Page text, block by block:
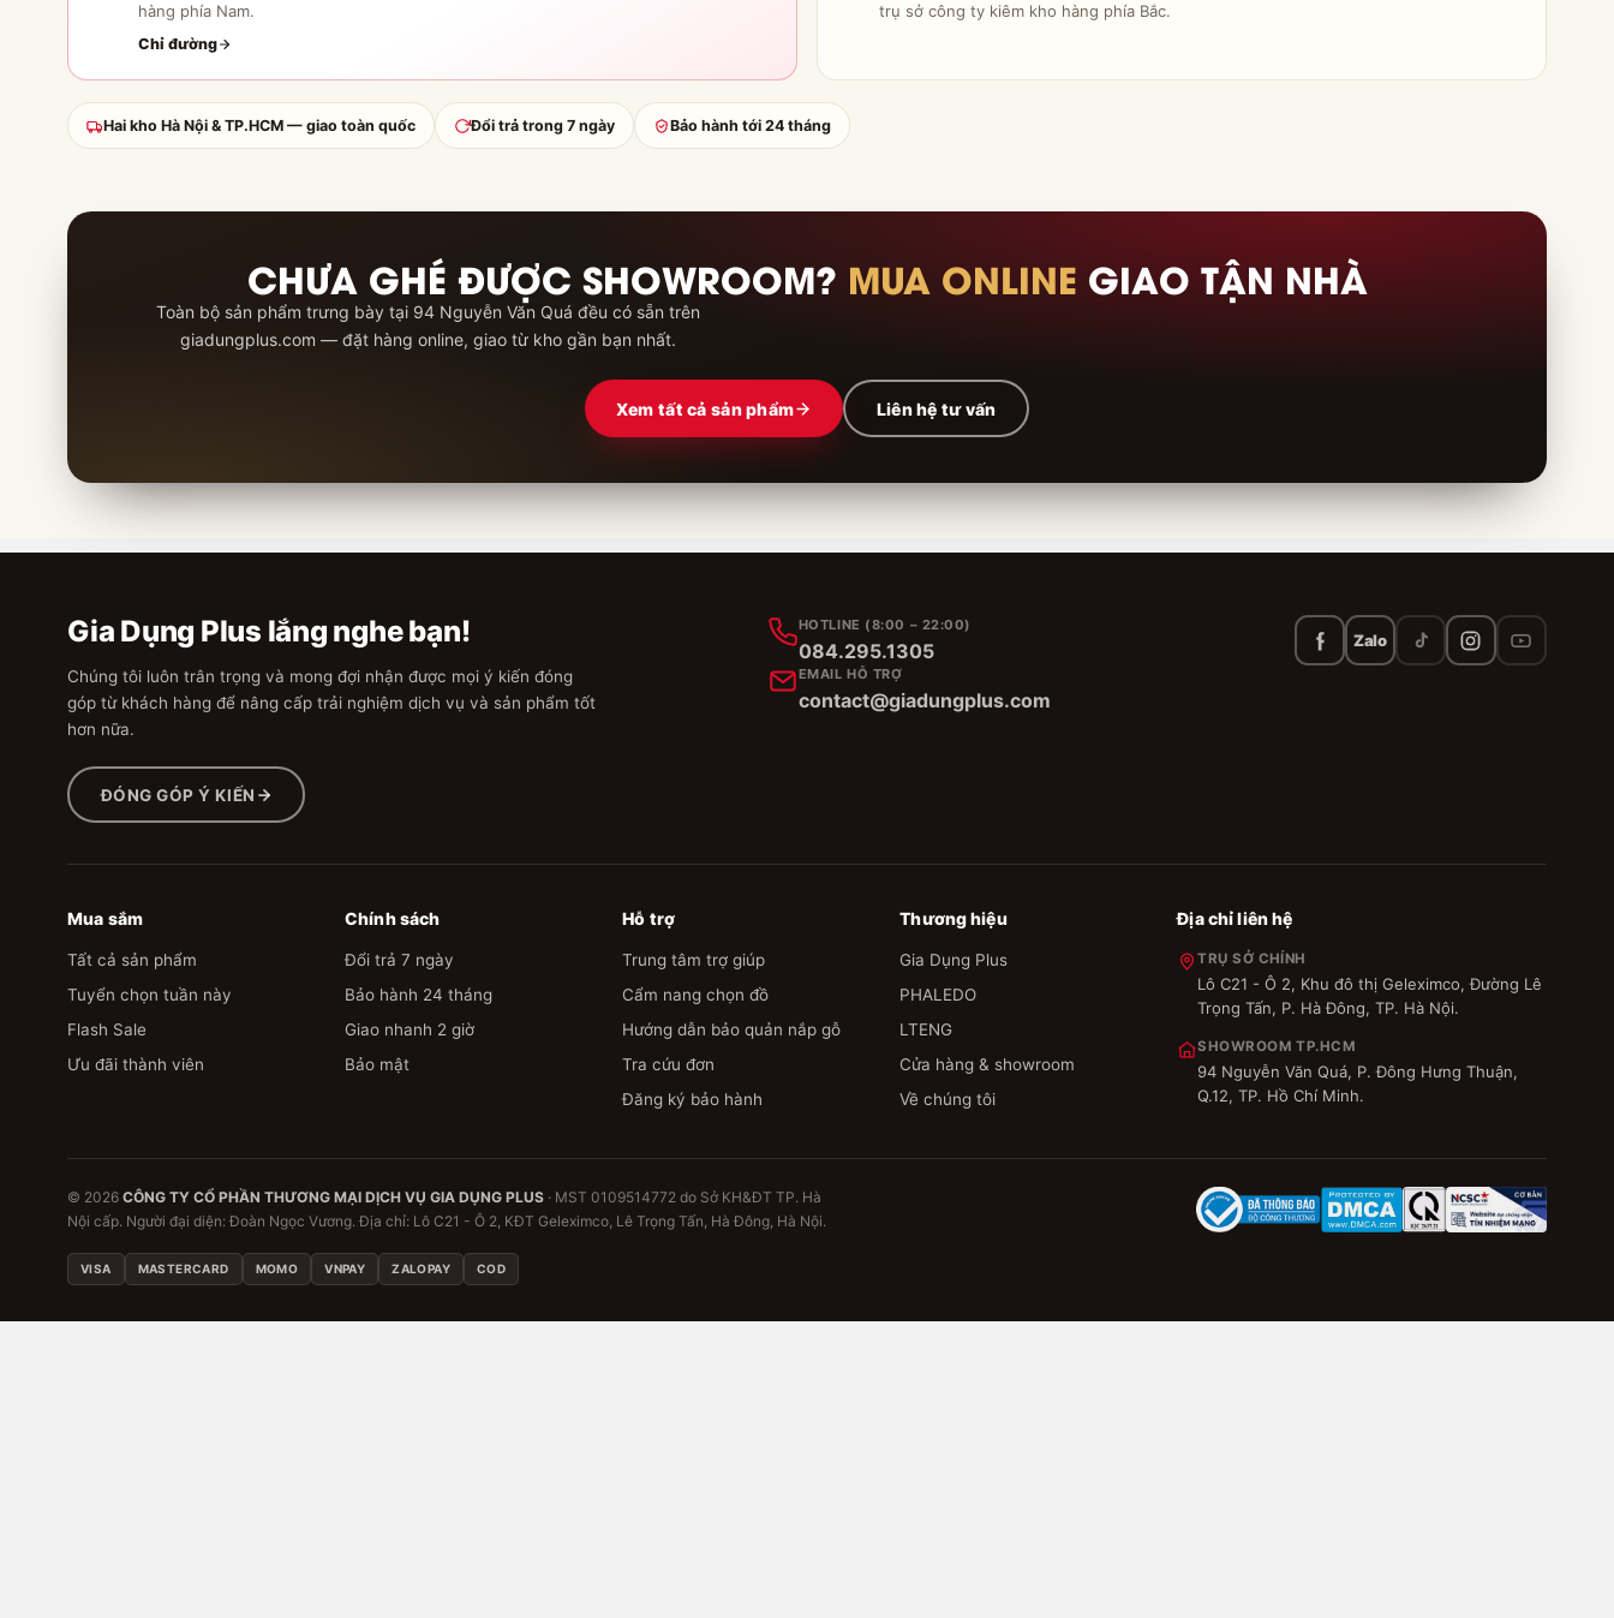
hàng phía Nam.
Chỉ đường
trụ sở công ty kiêm kho hàng phía Bắc.
Hai kho Hà Nội & TP.HCM — giao toàn quốc Đổi trả trong 7 ngày Bảo hành tới 24 tháng
CHƯA GHÉ ĐƯỢC SHOWROOM? MUA ONLINE GIAO TẬN NHÀ
Toàn bộ sản phẩm trưng bày tại 94 Nguyễn Văn Quá đều có sẵn trên
giadungplus.com — đặt hàng online, giao từ kho gần bạn nhất.
Xem tất cả sản phẩm Liên hệ tư vấn
Gia Dụng Plus lắng nghe bạn!
Chúng tôi luôn trân trọng và mong đợi nhận được mọi ý kiến đóng
góp từ khách hàng để nâng cấp trải nghiệm dịch vụ và sản phẩm tốt
hơn nữa.
ĐÓNG GÓP Ý KIẾN
HOTLINE (8:00 – 22:00)
084.295.1305
EMAIL HỖ TRỢ
contact@giadungplus.com
Zalo
Mua sắm
Tất cả sản phẩm
Tuyển chọn tuần này
Flash Sale
Ưu đãi thành viên
Chính sách
Đổi trả 7 ngày
Bảo hành 24 tháng
Giao nhanh 2 giờ
Bảo mật
Hỗ trợ
Trung tâm trợ giúp
Cẩm nang chọn đồ
Hướng dẫn bảo quản nắp gỗ
Tra cứu đơn
Đăng ký bảo hành
Thương hiệu
Gia Dụng Plus
PHALEDO
LTENG
Cửa hàng & showroom
Về chúng tôi
Địa chỉ liên hệ
TRỤ SỞ CHÍNH
Lô C21 - Ô 2, Khu đô thị Geleximco, Đường Lê
Trọng Tấn, P. Hà Đông, TP. Hà Nội.
SHOWROOM TP.HCM
94 Nguyễn Văn Quá, P. Đông Hưng Thuận,
Q.12, TP. Hồ Chí Minh.
© 2026 CÔNG TY CỔ PHẦN THƯƠNG MẠI DỊCH VỤ GIA DỤNG PLUS · MST 0109514772 do Sở KH&ĐT TP. Hà
Nội cấp. Người đại diện: Đoàn Ngọc Vương. Địa chỉ: Lô C21 - Ô 2, KĐT Geleximco, Lê Trọng Tấn, Hà Đông, Hà Nội.
VISA MASTERCARD MOMO VNPAY ZALOPAY COD